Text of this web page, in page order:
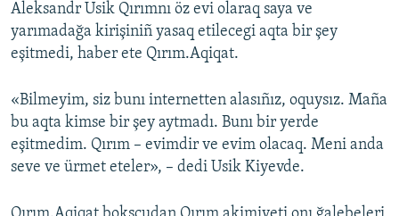
RFE/RS bütün saytları
Aleksandr Usik Qırımnı öz evi olaraq saya ve
yarımadağa kirişiniñ yasaq etilecegi aqta bir şey
eşitmedi, haber ete Qırım.Aqiqat.
«Bilmeyim, siz bunı internetten alasıñız, oquysız. Maña
bu aqta kimse bir şey aytmadı. Bunı bir yerde
eşitmedim. Qırım – evimdir ve evim olacaq. Meni anda
seve ve ürmet eteler», – dedi Usik Kiyevde.